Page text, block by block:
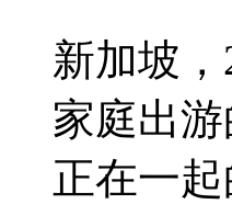
新加坡
家庭出
正在一